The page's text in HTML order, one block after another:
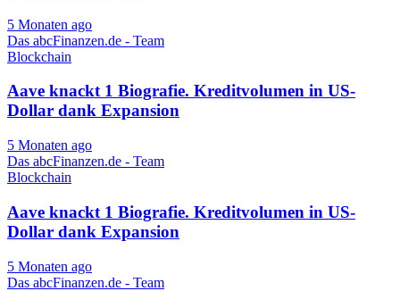
5 Monaten ago
Das abcFinanzen.de - Team
Blockchain
Aave knackt 1 Biografie. Kreditvolumen in US-
Dollar dank Expansion
5 Monaten ago
Das abcFinanzen.de - Team
Blockchain
Aave knackt 1 Biografie. Kreditvolumen in US-
Dollar dank Expansion
5 Monaten ago
Das abcFinanzen.de - Team